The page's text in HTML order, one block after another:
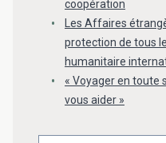
coopération
Les Affaires
protection de tous
humanitaire
« Voyager en toute
vous aider »